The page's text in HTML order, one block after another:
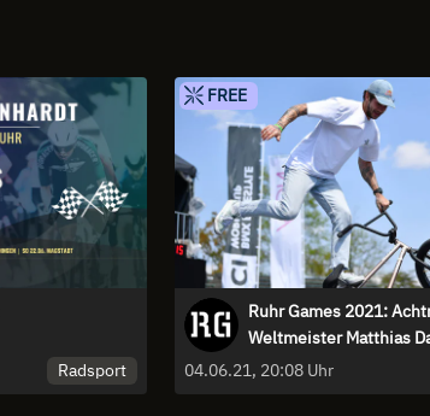
Radsport
FREE
Ruhr Games 2021:
Weltmeister Matthias
begeistert beim BMX
04.06.21, 20:08 Uhr